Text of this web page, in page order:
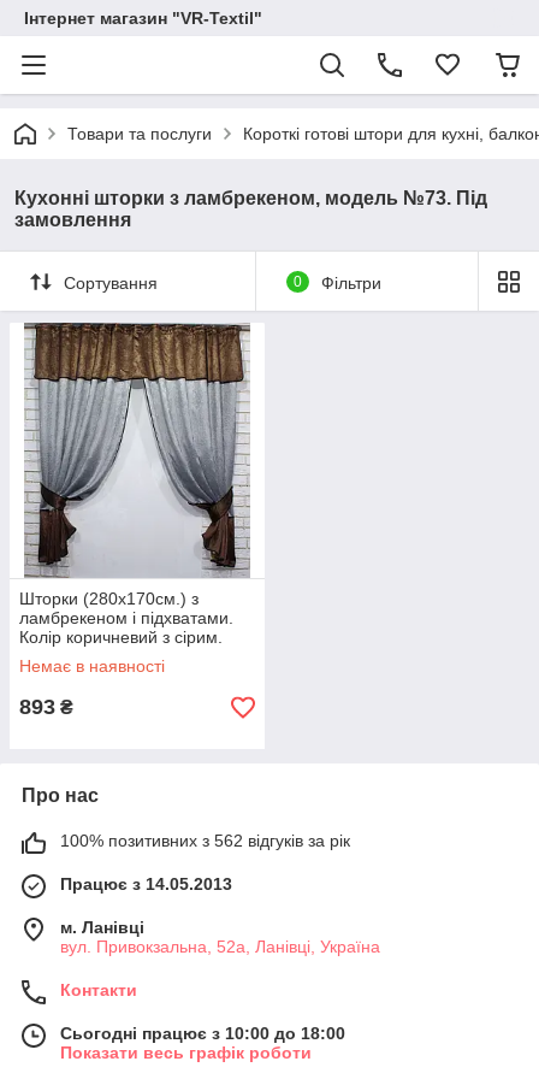
Інтернет магазин "VR-Textil"
Товари та послуги Короткі готові штори для кухні,
Кухонні шторки з ламбрекеном, модель №73. Під
замовлення
Сортування 0 Фільтри
Шторки (280х170см.) з
ламбрекеном і підхватами.
Колір коричневий з сірим.
Код 073к (157-094ш)
Немає в наявності
893 ₴
Про нас
100% позитивних з 562 відгуків за рік
Працює з 14.05.2013
м. Ланівці
вул. Привокзальна, 52а, Ланівці, Україна
Контакти
Сьогодні працює з 10:00 до 18:00
Показати весь графік роботи